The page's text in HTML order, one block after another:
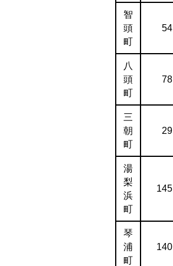
智
頭
町
54
八
頭
町
78
三
朝
町
29
湯
梨
浜
町
145
琴
浦
町
140